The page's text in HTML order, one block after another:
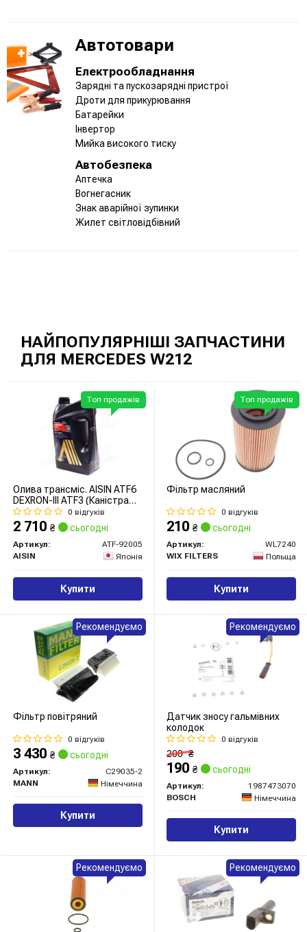
Автотовари
Електрообладнання
Зарядні та пускозарядні пристрої
Дроти для прикурювання
Батарейки
Інвертор
Мийка високого тиску
Автобезпека
Аптечка
Вогнегасник
Знак аварійної зупинки
Жилет світловідбівний
НАЙПОПУЛЯРНІШІ ЗАПЧАСТИНИ
ДЛЯ MERCEDES W212
Олива трансміс. AISIN ATF6
DEXRON-III ATF3 (Каністра
5л)
0 відгуків
2 710 ₴ сьогодні
Артикул:
ATF-92005
AISIN
Японія
Купити
Топ продажів
Фільтр масляний
0 відгуків
210 ₴ сьогодні
Артикул:
WL7240
WIX FILTERS
Польща
Купити
Топ продажів
Фільтр повітряний
0 відгуків
3 430 ₴ сьогодні
Артикул:
C29035-2
MANN
Німеччина
Купити
Рекомендуємо
Датчик зносу гальмівних
колодок
0 відгуків
200₴
190 ₴ сьогодні
Артикул:
1987473070
BOSCH
Німеччина
Купити
Рекомендуємо
Рекомендуємо Рекомендуємо